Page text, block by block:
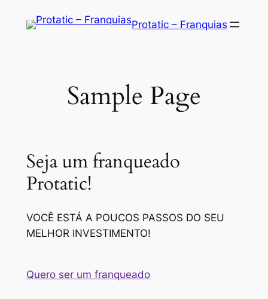
Protatic – Franquias
Sample Page
Seja um franqueado
Protatic!
VOCÊ ESTÁ A POUCOS PASSOS DO SEU
MELHOR INVESTIMENTO!
Quero ser um franqueado